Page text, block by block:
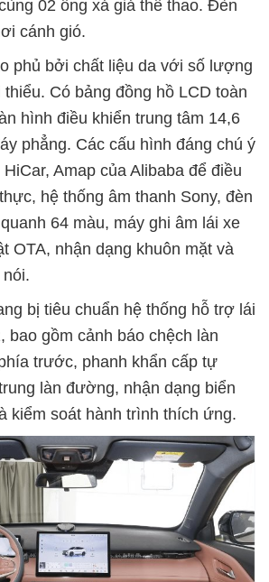
02 ống xả giả thể thao. Đèn
cánh gió.
phủ bởi chất liệu da với số lượng
Có bảng đồng hồ LCD toàn
hình điều khiển trung tâm 14,6
phẳng. Các cấu hình đáng chú ý
Amap của Alibaba để điều
hệ thống âm thanh Sony, đèn
64 màu, máy ghi âm lái xe
OTA, nhận dạng khuôn mặt và
bị tiêu chuẩn hệ thống hỗ trợ lái
bao gồm cảnh báo chệch làn
trước, phanh khẩn cấp tự
làn đường, nhận dạng biển
kiểm soát hành trình thích ứng.